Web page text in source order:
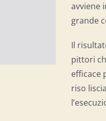
avviene
grande
Il
pittori
efficace
riso